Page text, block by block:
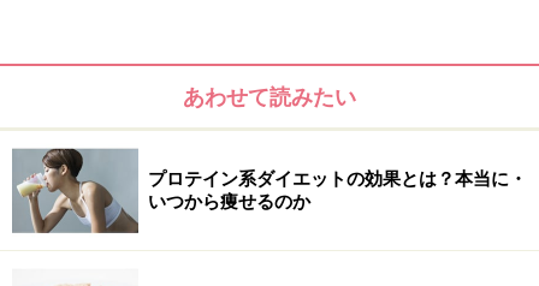
■ビタミンA
光りの強弱を感じる目の機能、皮膚や粘膜を正常に維持
する機能、生殖能力を維持する機能など様々な生体機能
あわせて読みたい
プロテイン系ダイエットの効果とは？本当に・
いつから痩せるのか